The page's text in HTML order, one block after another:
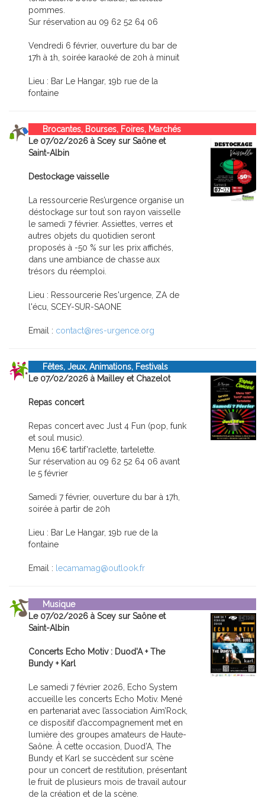
pommes.
Sur réservation au 09 62 52 64 06
Vendredi 6 février, ouverture du bar de
17h à 1h, soirée karaoké de 20h à minuit
Lieu : Bar Le Hangar, 19b rue de la
fontaine
Brocantes, Bourses, Foires, Marchés
Le 07/02/2026 à Scey sur Saône et
Saint-Albin
Destockage vaisselle
La ressourcerie Res’urgence organise un
déstockage sur tout son rayon vaisselle
le samedi 7 février. Assiettes, verres et
autres objets du quotidien seront
proposés à -50 % sur les prix affichés,
dans une ambiance de chasse aux
trésors du réemploi.
Lieu : Ressourcerie Res'urgence, ZA de
l'écu, SCEY-SUR-SAONE
Email : contact@res-urgence.org
Fêtes, Jeux, Animations, Festivals
Le 07/02/2026 à Mailley et Chazelot
Repas concert
Repas concert avec Just 4 Fun (pop, funk
et soul music).
Menu 16€ tartif'raclette, tartelette.
Sur réservation au 09 62 52 64 06 avant
le 5 février
Samedi 7 février, ouverture du bar à 17h,
soirée à partir de 20h
Lieu : Bar Le Hangar, 19b rue de la
fontaine
Email : lecamamag@outlook.fr
Musique
Le 07/02/2026 à Scey sur Saône et
Saint-Albin
Concerts Echo Motiv : Duod'A + The
Bundy + Karl
Le samedi 7 février 2026, Echo System
accueille les concerts Echo Motiv. Mené
en partenariat avec l’association Aim’Rock,
ce dispositif d’accompagnement met en
lumière des groupes amateurs de Haute-
Saône. À cette occasion, Duod’A, The
Bundy et Karl se succèdent sur scène
pour un concert de restitution, présentant
le fruit de plusieurs mois de travail autour
de la création et de la scène.